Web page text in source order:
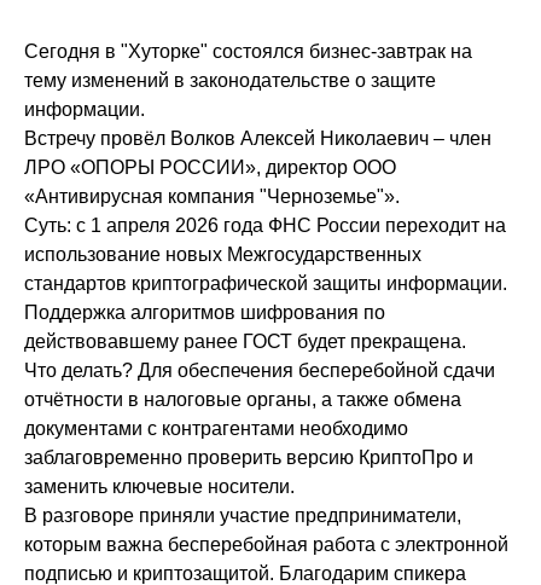
Сегодня в "Хуторке" состоялся бизнес-завтрак на
тему изменений в законодательстве о защите
информации.
Встречу провёл Волков Алексей Николаевич – член
ЛРО «ОПОРЫ РОССИИ», директор ООО
«Антивирусная компания "Черноземье"».
Суть: с 1 апреля 2026 года ФНС России переходит на
использование новых Межгосударственных
стандартов криптографической защиты информации.
Поддержка алгоритмов шифрования по
действовавшему ранее ГОСТ будет прекращена.
Что делать? Для обеспечения бесперебойной сдачи
отчётности в налоговые органы, а также обмена
документами с контрагентами необходимо
заблаговременно проверить версию КриптоПро и
заменить ключевые носители.
В разговоре приняли участие предприниматели,
которым важна бесперебойная работа с электронной
подписью и криптозащитой. Благодарим спикера